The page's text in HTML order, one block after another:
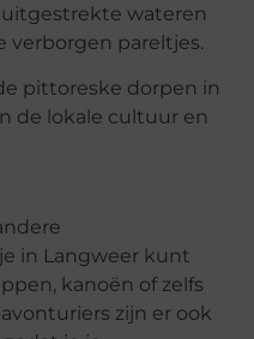
uitgestrekte wateren
verborgen pareltjes.
pittoreske dorpen in
de lokale cultuur en
in Langweer kunt
kanoën of zelfs
zijn er ook